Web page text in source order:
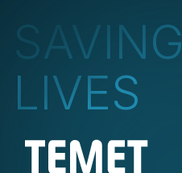
SAVING
LIVES